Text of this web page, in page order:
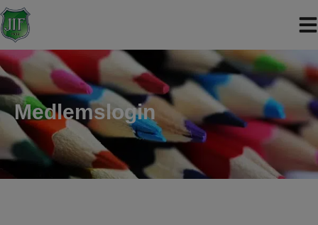
Hop
til
indholdet
Medlemslogin